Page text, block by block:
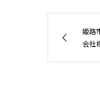
姫路
会社